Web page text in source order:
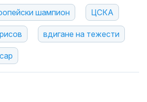
шампион ЦСКА
вдигане на тежести